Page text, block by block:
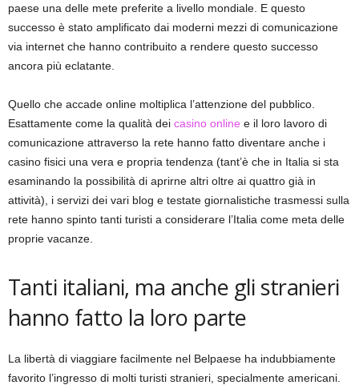
paese una delle mete preferite a livello mondiale. E questo
successo è stato amplificato dai moderni mezzi di comunicazione
via internet che hanno contribuito a rendere questo successo
ancora più eclatante.
Quello che accade online moltiplica l’attenzione del pubblico.
Esattamente come la qualità dei casino online e il loro lavoro di
comunicazione attraverso la rete hanno fatto diventare anche i
casino fisici una vera e propria tendenza (tant’è che in Italia si sta
esaminando la possibilità di aprirne altri oltre ai quattro già in
attività), i servizi dei vari blog e testate giornalistiche trasmessi sulla
rete hanno spinto tanti turisti a considerare l’Italia come meta delle
proprie vacanze.
Tanti italiani, ma anche gli stranieri
hanno fatto la loro parte
La libertà di viaggiare facilmente nel Belpaese ha indubbiamente
favorito l’ingresso di molti turisti stranieri, specialmente americani.